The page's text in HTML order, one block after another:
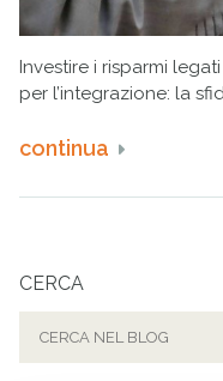
Investire i risparmi
per l’integrazione: la
continua
CERCA